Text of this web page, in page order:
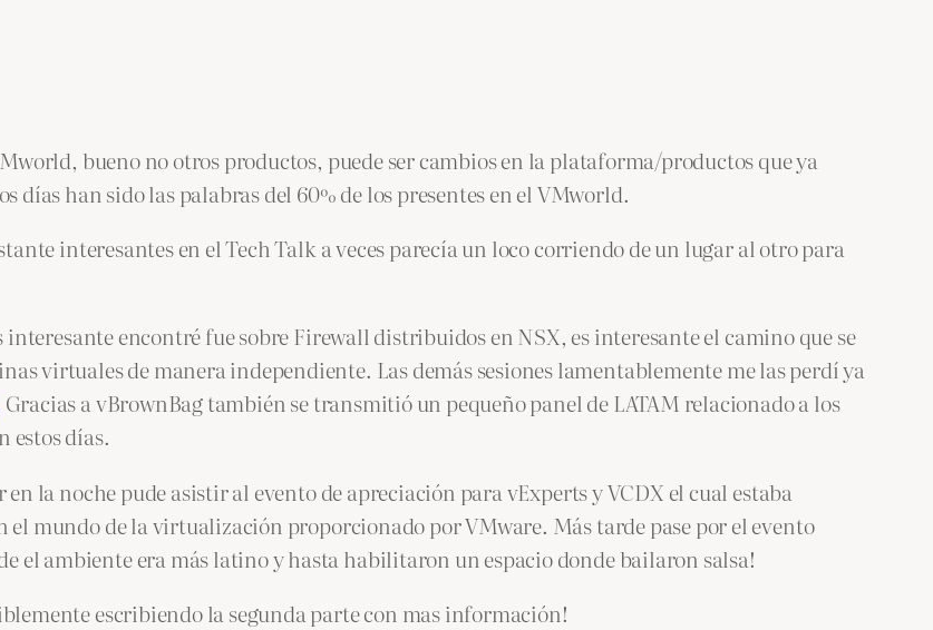
bueno no otros productos, puede ser cambios en la plataforma/productos que ya
días han sido las palabras del 60% de los presentes en el VMworld.
interesantes en el Tech Talk a veces parecía un loco corriendo de un lugar al otro para
interesante encontré fue sobre Firewall distribuidos en NSX, es interesante el camino que se
virtuales de manera independiente. Las demás sesiones lamentablemente me las perdí ya
Gracias a vBrownBag también se transmitió un pequeño panel de LATAM relacionado a los
estos días.
la noche pude asistir al evento de apreciación para vExperts y VCDX el cual estaba
mundo de la virtualización proporcionado por VMware. Más tarde pase por el evento
el ambiente era más latino y hasta habilitaron un espacio donde bailaron salsa!
escribiendo la segunda parte con mas información!